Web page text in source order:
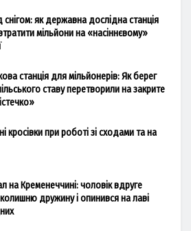
снігом: як державна дослідна станція
мільйони на «насіннєвому»
станція для мільйонерів: Як берег
ставу перетворили на закрите
кросівки при роботі зі сходами та на
на Кременеччині: чоловік вдруге
дружину і опинився на лаві